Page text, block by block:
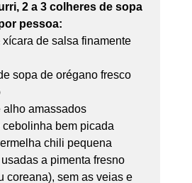
2 a 3 colheres de sopa
pessoa:
de salsa finamente
sopa de orégano fresco
alho amassados
bem picada
chili pequena
a pimenta fresno
coreana), sem as veias e